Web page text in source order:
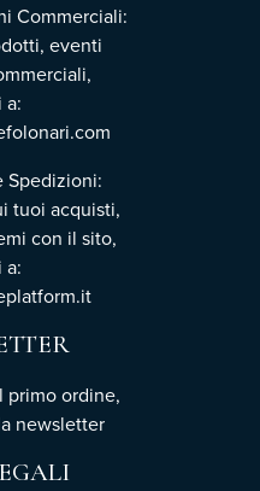
Commerciali:
eventi
a:
Spedizioni:
tuoi acquisti,
con il sito,
a:
primo ordine,
newsletter